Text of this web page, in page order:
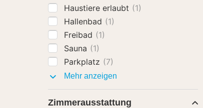
Haustiere erlaubt (1)
Hallenbad (1)
Freibad (1)
Sauna (1)
Parkplatz (7)
Mehr anzeigen
Zimmerausstattung